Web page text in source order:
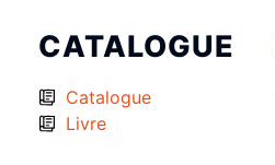
CATALOGUE
Catalogue
Livre